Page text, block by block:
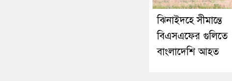
ঝিনাইদহে সীমান্তে
বিএসএফের গুলিতে
বাংলাদেশি আহত